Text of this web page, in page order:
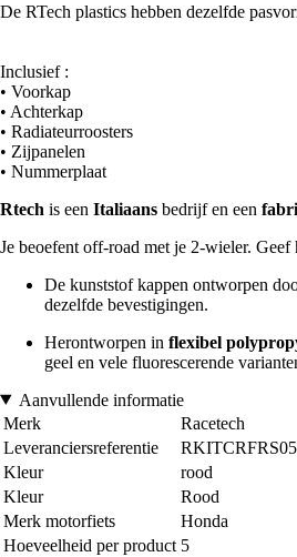
De RTech plastics hebben dezelfde
Inclusief :
• Voorkap
• Achterkap
• Radiateurroosters
• Zijpanelen
• Nummerplaat
Rtech is een Italiaans bedrijf en een
Je beoefent off-road met je 2-wieler.
De kunststof kappen ontworpen
dezelfde bevestigingen.
Herontworpen in flexibel
geel en vele fluorescerende
Aanvullende informatie
Merk
Racetech
Leveranciersreferentie
Kleur
rood
Kleur
Rood
Merk motorfiets
Honda
Hoeveelheid per product 5